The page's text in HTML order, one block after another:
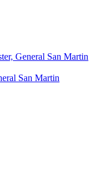
San Martin